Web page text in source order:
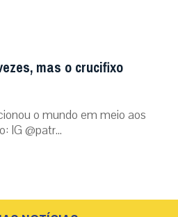
mas o crucifixo
o mundo em meio aos
IG @patr...